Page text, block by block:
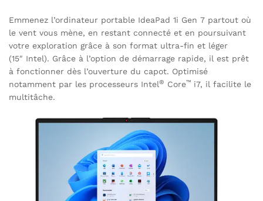
Emmenez l’ordinateur portable IdeaPad 1i Gen 7 partout où
le vent vous mène, en restant connecté et en poursuivant
votre exploration grâce à son format ultra-fin et léger
(15″ Intel). Grâce à l’option de démarrage rapide, il est prêt
à fonctionner dès l’ouverture du capot. Optimisé
notamment par les processeurs Intel® Core™ i7, il facilite le
multitâche.